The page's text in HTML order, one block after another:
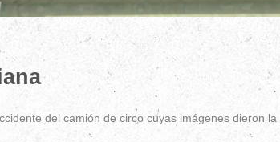
del camión de circo cuyas imágenes dieron la